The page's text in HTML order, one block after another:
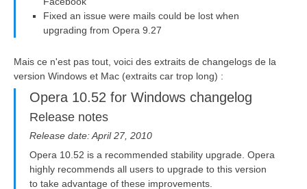
Fixed an issue were mails could be lost when
upgrading from Opera 9.27
Mais ce n'est pas tout, voici des extraits de changelogs de la
version Windows et Mac (extraits car trop long) :
Opera 10.52 for Windows changelog
Release notes
Release date: April 27, 2010
Opera 10.52 is a recommended stability upgrade. Opera
highly recommends all users to upgrade to this version
to take advantage of these improvements.